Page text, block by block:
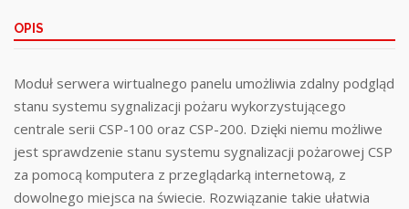
OPIS
Moduł serwera wirtualnego panelu umożliwia zdalny podgląd
stanu systemu sygnalizacji pożaru wykorzystującego
centrale serii CSP-100 oraz CSP-200. Dzięki niemu możliwe
jest sprawdzenie stanu systemu sygnalizacji pożarowej CSP
za pomocą komputera z przeglądarką internetową, z
dowolnego miejsca na świecie. Rozwiązanie takie ułatwia